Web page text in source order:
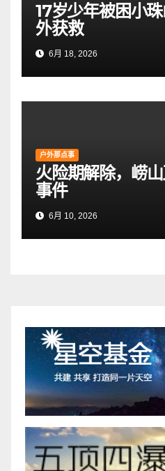
17岁少年被困小
外获救
6月 18, 2026
户外那点事
火险期解除，崂
事件
6月 10, 2026